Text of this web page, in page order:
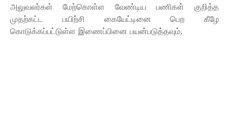
அலுவலர்கள் மேற்கொள்ள வேண்டிய பணிகள் குறித்த
முதற்கட்ட பயிற்சி கையேட்டினை பெற கீழே
கொடுக்கப்பட்டுள்ள இணைப்பினை பயன்படுத்தவும்.